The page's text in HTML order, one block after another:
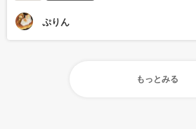
ぷりん
もっとみる